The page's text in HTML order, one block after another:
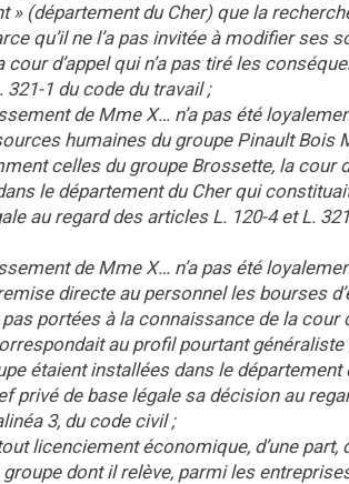
(département du Cher) que la
qu’il ne l’a pas invitée à modifier ses
d’appel qui n’a pas tiré les
1 du code du travail ;
de Mme X… n’a pas été
humaines du groupe Pinault Bois
celles du groupe Brossette, la cour
le département du Cher qui
au regard des articles L. 120-4 et L.
de Mme X… n’a pas été
directe au personnel les bourses
portées à la connaissance de la cour
au profil pourtant
étaient installées dans le
privé de base légale sa décision au
3, du code civil ;
licenciement économique, d’une
dont il relève, parmi les